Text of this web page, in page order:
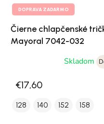
DOPRAVA ZADARMO
Čierne chlapčenské
Mayoral 7042-032
Skladom
€17,60
128 140 152 158